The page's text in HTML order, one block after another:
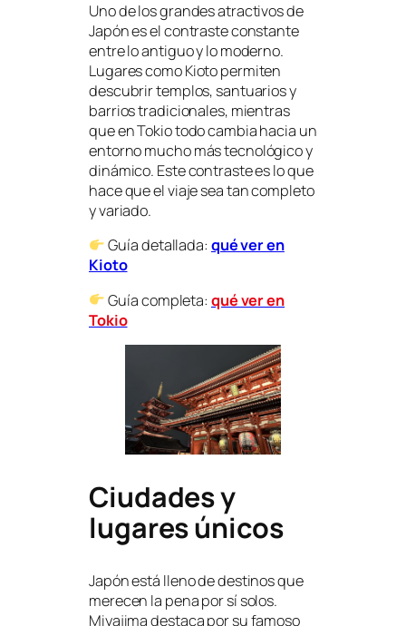
Uno de los grandes atractivos de
Japón es el contraste constante
entre lo antiguo y lo moderno.
Lugares como Kioto permiten
descubrir templos, santuarios y
barrios tradicionales, mientras
que en Tokio todo cambia hacia un
entorno mucho más tecnológico y
dinámico. Este contraste es lo que
hace que el viaje sea tan completo
y variado.
Guía detallada: qué ver en
Kioto
Guía completa: qué ver en
Tokio
Ciudades y
lugares únicos
Japón está lleno de destinos que
merecen la pena por sí solos.
Miyajima destaca por su famoso